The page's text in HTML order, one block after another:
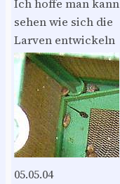
Ich hoffe man kann
sehen wie sich die
Larven entwickeln
05.05.04